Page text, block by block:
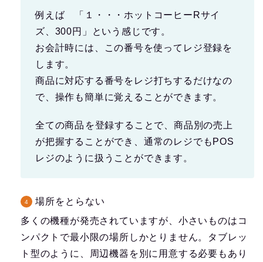
例えば 「１・・・ホットコーヒーRサイ
ズ、300円」という感じです。
お会計時には、この番号を使ってレジ登録を
します。
商品に対応する番号をレジ打ちするだけなの
で、操作も簡単に覚えることができます。
全ての商品を登録することで、商品別の売上
が把握することができ、通常のレジでもPOS
レジのように扱うことができます。
場所をとらない
多くの機種が発売されていますが、小さいものはコ
ンパクトで最小限の場所しかとりません。タブレッ
ト型のように、周辺機器を別に用意する必要もあり